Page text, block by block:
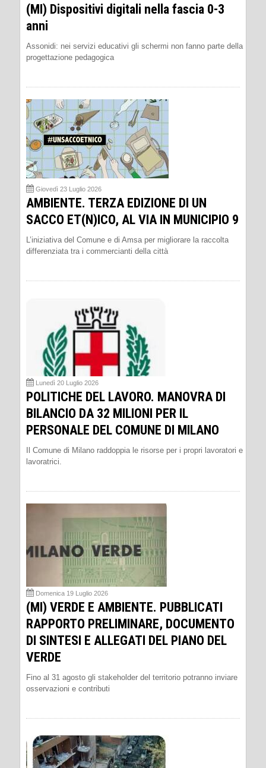
(MI) Dispositivi digitali nella fascia 0-3
anni
Assonidi: nei servizi educativi gli schermi non fanno parte della
progettazione pedagogica
Giovedì 23 Luglio 2026
AMBIENTE. TERZA EDIZIONE DI UN
SACCO ET(N)ICO, AL VIA IN MUNICIPIO 9
L’iniziativa del Comune e di Amsa per migliorare la raccolta
differenziata tra i commercianti della città
Lunedì 20 Luglio 2026
POLITICHE DEL LAVORO. MANOVRA DI
BILANCIO DA 32 MILIONI PER IL
PERSONALE DEL COMUNE DI MILANO
Il Comune di Milano raddoppia le risorse per i propri lavoratori e
lavoratrici.
Domenica 19 Luglio 2026
(MI) VERDE E AMBIENTE. PUBBLICATI
RAPPORTO PRELIMINARE, DOCUMENTO
DI SINTESI E ALLEGATI DEL PIANO DEL
VERDE
Fino al 31 agosto gli stakeholder del territorio potranno inviare
osservazioni e contributi